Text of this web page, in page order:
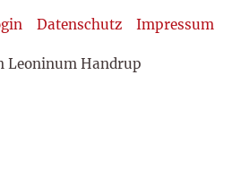
Datenschutz Impressum
Leoninum Handrup